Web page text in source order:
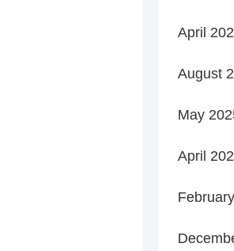
April
August
May
April